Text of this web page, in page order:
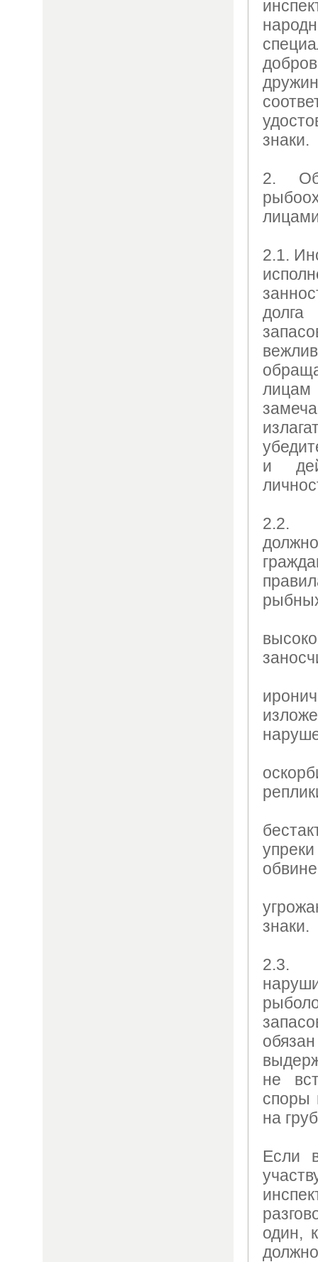
знаки.
2.
2.1.
и
2.2.
знаки.
2.3.
не
споры
на
Если
один,